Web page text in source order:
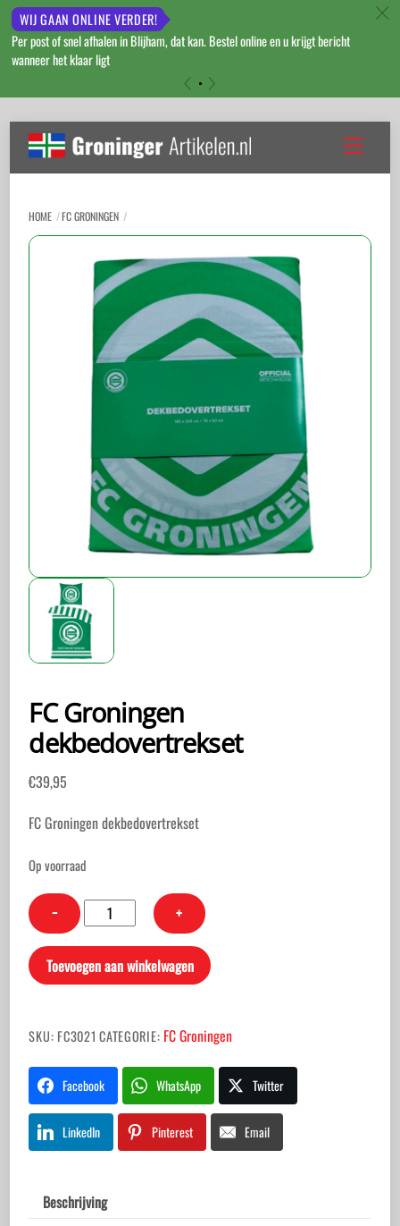
WIJ GAAN ONLINE VERDER!
Per post of snel afhalen in Blijham, dat kan. Bestel online en u krijgt bericht
wanneer het klaar ligt
c
content
Menu
HOME FC GRONINGEN
FC Groningen
dekbedovertrekset
€39,95
FC Groningen dekbedovertrekset
Op voorraad
−
FC
Groningen
dekbedovertrekset
aantal
+
Toevoegen aan winkelwagen
SKU: FC3021 CATEGORIE: FC Groningen
Facebook WhatsApp Twitter
LinkedIn Pinterest Email
Beschrijving